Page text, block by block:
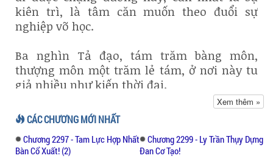
kiên trì, là tâm căn muốn theo đuổi sự
nghiệp võ học.
Ba nghìn Tả đạo, tám trăm bàng môn,
thượng môn một trăm lẻ tám, ở nơi này tu
giả nhiều như kiến thời đại.
Tu giả hướng đến tay cầm ngũ hành, chân
đạp âm dương, siêu thoát sinh tử luân hồi,
theo đuổi vĩnh hằng đại đạo.
Xem thêm »
CÁC CHƯƠNG MỚI NHẤT
Chương 2297 - Tam Lực Hợp Nhất
Bàn Cổ Xuất! (2)
Chương 2299 - Ly Trần Thụy Dựng
Đan Cơ Tạo!